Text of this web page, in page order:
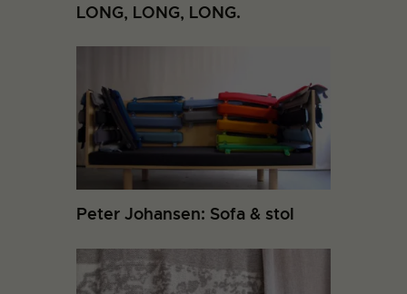
LONG, LONG, LONG.
Peter Johansen: Sofa & stol